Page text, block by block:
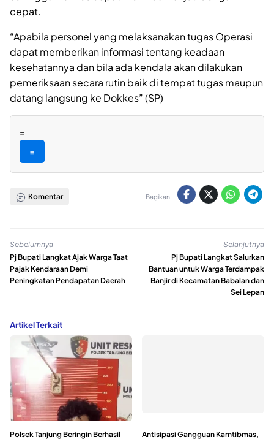
cepat.
“Apabila personel yang melaksanakan tugas Operasi
dapat memberikan informasi tentang keadaan
kesehatannya dan bila ada kendala akan dilakukan
pemeriksaan secara rutin baik di tempat tugas maupun
datang langsung ke Dokkes” (SP)
=
=
Komentar Bagikan:
Sebelumnya
Pj Bupati Langkat Ajak Warga Taat
Pajak Kendaraan Demi
Peningkatan Pendapatan Daerah
Selanjutnya
Pj Bupati Langkat Salurkan
Bantuan untuk Warga Terdampak
Banjir di Kecamatan Babalan dan
Sei Lepan
Artikel Terkait
Polsek Tanjung Beringin Berhasil
Antisipasi Gangguan Kamtibmas,